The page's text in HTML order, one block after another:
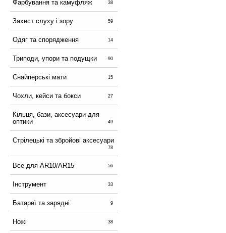
Фарбування та камуфляж 38
Захист слуху і зору 59
Одяг та спорядження 14
Триподи, упори та подущки 90
Снайперські мати 15
Чохли, кейси та бокси 27
Кільця, бази, аксесуари для
оптики
49
Стрілецькі та збройові аксесуари
78
Все для AR10/AR15 56
Інструмент 33
Батареї та зарядні 9
Ножі 38